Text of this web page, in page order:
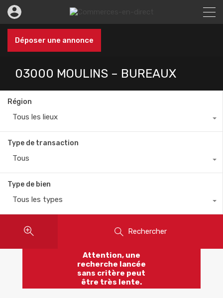
Déposer une annonce
03000 MOULINS – BUREAUX
Région
Tous les lieux
Type de transaction
Tous
Type de bien
Tous les types
Rechercher
Attention, une
recherche lancée
sans critère peut
être très lente.